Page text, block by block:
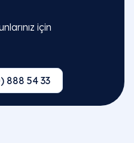
için
888 54 33